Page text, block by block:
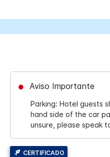
Aviso Importante
Parking: Hotel guests
hand side of the car
unsure, please speak
CERTIFICADO